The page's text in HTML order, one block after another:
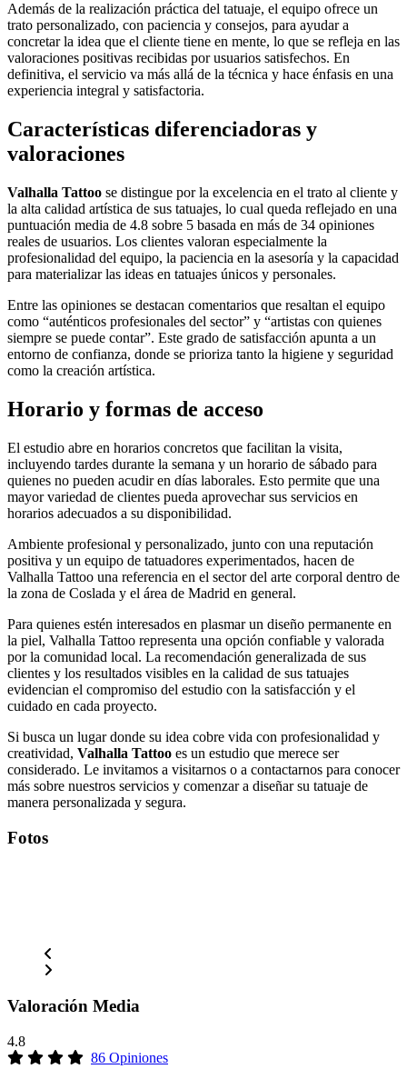
Además de la realización práctica del tatuaje, el equipo ofrece un
trato personalizado, con paciencia y consejos, para ayudar a
concretar la idea que el cliente tiene en mente, lo que se refleja en las
valoraciones positivas recibidas por usuarios satisfechos. En
definitiva, el servicio va más allá de la técnica y hace énfasis en una
experiencia integral y satisfactoria.
Características diferenciadoras y
valoraciones
Valhalla Tattoo se distingue por la excelencia en el trato al cliente y
la alta calidad artística de sus tatuajes, lo cual queda reflejado en una
puntuación media de 4.8 sobre 5 basada en más de 34 opiniones
reales de usuarios. Los clientes valoran especialmente la
profesionalidad del equipo, la paciencia en la asesoría y la capacidad
para materializar las ideas en tatuajes únicos y personales.
Entre las opiniones se destacan comentarios que resaltan el equipo
como “auténticos profesionales del sector” y “artistas con quienes
siempre se puede contar”. Este grado de satisfacción apunta a un
entorno de confianza, donde se prioriza tanto la higiene y seguridad
como la creación artística.
Horario y formas de acceso
El estudio abre en horarios concretos que facilitan la visita,
incluyendo tardes durante la semana y un horario de sábado para
quienes no pueden acudir en días laborales. Esto permite que una
mayor variedad de clientes pueda aprovechar sus servicios en
horarios adecuados a su disponibilidad.
Ambiente profesional y personalizado, junto con una reputación
positiva y un equipo de tatuadores experimentados, hacen de
Valhalla Tattoo una referencia en el sector del arte corporal dentro de
la zona de Coslada y el área de Madrid en general.
Para quienes estén interesados en plasmar un diseño permanente en
la piel, Valhalla Tattoo representa una opción confiable y valorada
por la comunidad local. La recomendación generalizada de sus
clientes y los resultados visibles en la calidad de sus tatuajes
evidencian el compromiso del estudio con la satisfacción y el
cuidado en cada proyecto.
Si busca un lugar donde su idea cobre vida con profesionalidad y
creatividad, Valhalla Tattoo es un estudio que merece ser
considerado. Le invitamos a visitarnos o a contactarnos para conocer
más sobre nuestros servicios y comenzar a diseñar su tatuaje de
manera personalizada y segura.
Fotos
Valoración Media
4.8
86 Opiniones